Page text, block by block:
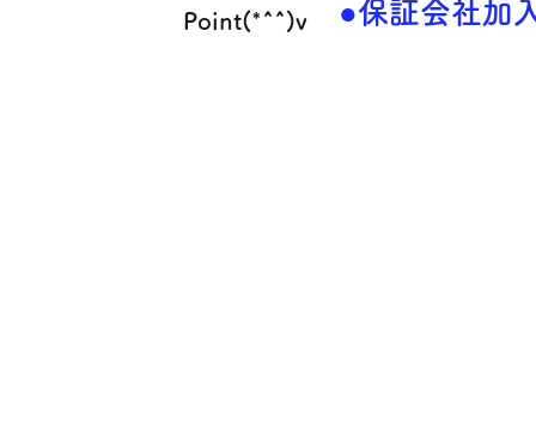
Point(*^^)v ●保証会社加